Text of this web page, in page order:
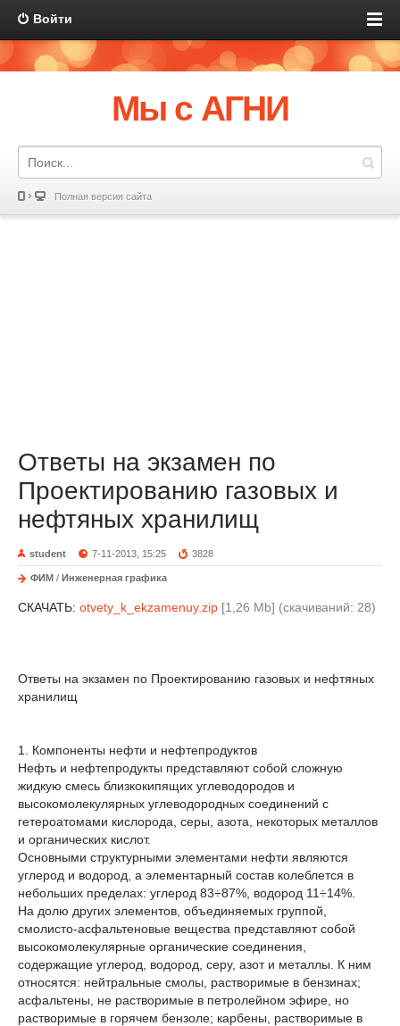
Войти
Мы с АГНИ
Полная версия сайта
Ответы на экзамен по
Проектированию газовых и
нефтяных хранилищ
student 7-11-2013, 15:25 3828
ФИМ / Инженерная графика
СКАЧАТЬ: otvety_k_ekzamenuy.zip [1,26 Mb] (cкачиваний: 28)
Ответы на экзамен по Проектированию газовых и нефтяных
хранилищ
1. Компоненты нефти и нефтепродуктов
Нефть и нефтепродукты представляют собой сложную
жидкую смесь близкокипящих углеводородов и
высокомолекулярных углеводородных соединений с
гетероатомами кислорода, серы, азота, некоторых металлов
и органических кислот.
Основными структурными элементами нефти являются
углерод и водород, а элементарный состав колеблется в
небольших пределах: углерод 83÷87%, водород 11÷14%.
На долю других элементов, объединяемых группой,
смолисто-асфальтеновые вещества представляют собой
высокомолекулярные органические соединения,
содержащие углерод, водород, серу, азот и металлы. К ним
относятся: нейтральные смолы, растворимые в бензинах;
асфальтены, не растворимые в петролейном эфире, но
растворимые в горячем бензоле; карбены, растворимые в